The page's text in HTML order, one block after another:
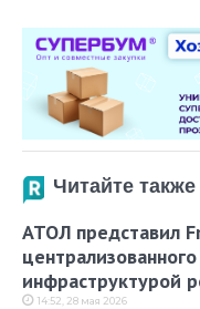
Читайте
АТОЛ представил
инфраструктурой
14:52, 28 мая 2026